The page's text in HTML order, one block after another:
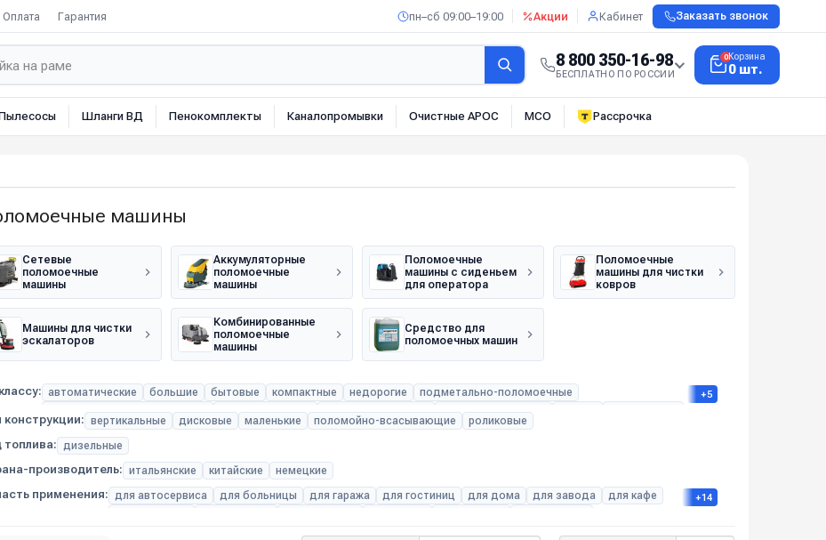
Оплата Гарантия пн–сб 09:00–19:00 Акции Кабинет Заказать звонок
8 800 350-16-98
БЕСПЛАТНО ПО РОССИИ
0Корзина
0 шт.
Шланги ВД Пенокомплекты Каналопромывки Очистные АРОС МСО Рассрочка
машины
Сетевые
поломоечные
машины
Аккумуляторные
поломоечные
машины
Поломоечные
машины с сиденьем
для оператора
Поломоечные
машины для чистки
ковров
Машины для чистки
эскалаторов
Комбинированные
поломоечные
машины
Средство для
поломоечных машин
автоматические большие бытовые компактные недорогие
подметально-поломоечные
с литиевыми аккумуляторами
с нагревом воды профессиональные роботизированные
+5
конструкции: вертикальные дисковые маленькие поломойно-всасывающие роликовые
топлива: дизельные
производитель: итальянские китайские немецкие
применения: для автосервиса для больницы для гаража для гостиниц для дома для завода
для кафе
+14